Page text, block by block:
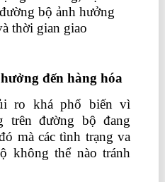
bộ ảnh hưởng
thời gian giao
đến hàng hóa
ro khá phổ biến vì
trên đường bộ đang
mà các tình trạng va
không thể nào tránh